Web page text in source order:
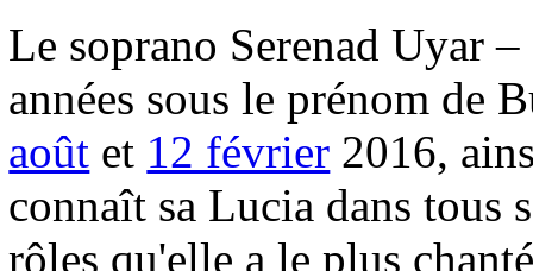
Le soprano Serenad Uyar
années sous le prénom de
août et 12 février 2016,
connaît sa Lucia dans tous
rôles qu'elle a le plus